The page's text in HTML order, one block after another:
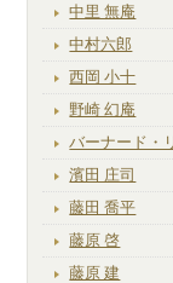
中里 無庵
中村六郎
西岡 小十
野崎 幻庵
バーナード・
濱田 庄司
藤田 喬平
藤原 啓
藤原 建